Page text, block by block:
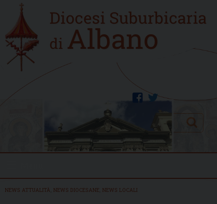
content
Home
new
twitter
facebook
Search
NEWS ATTUALITÀ NEWS DIOCESANE NEWS LOCALI